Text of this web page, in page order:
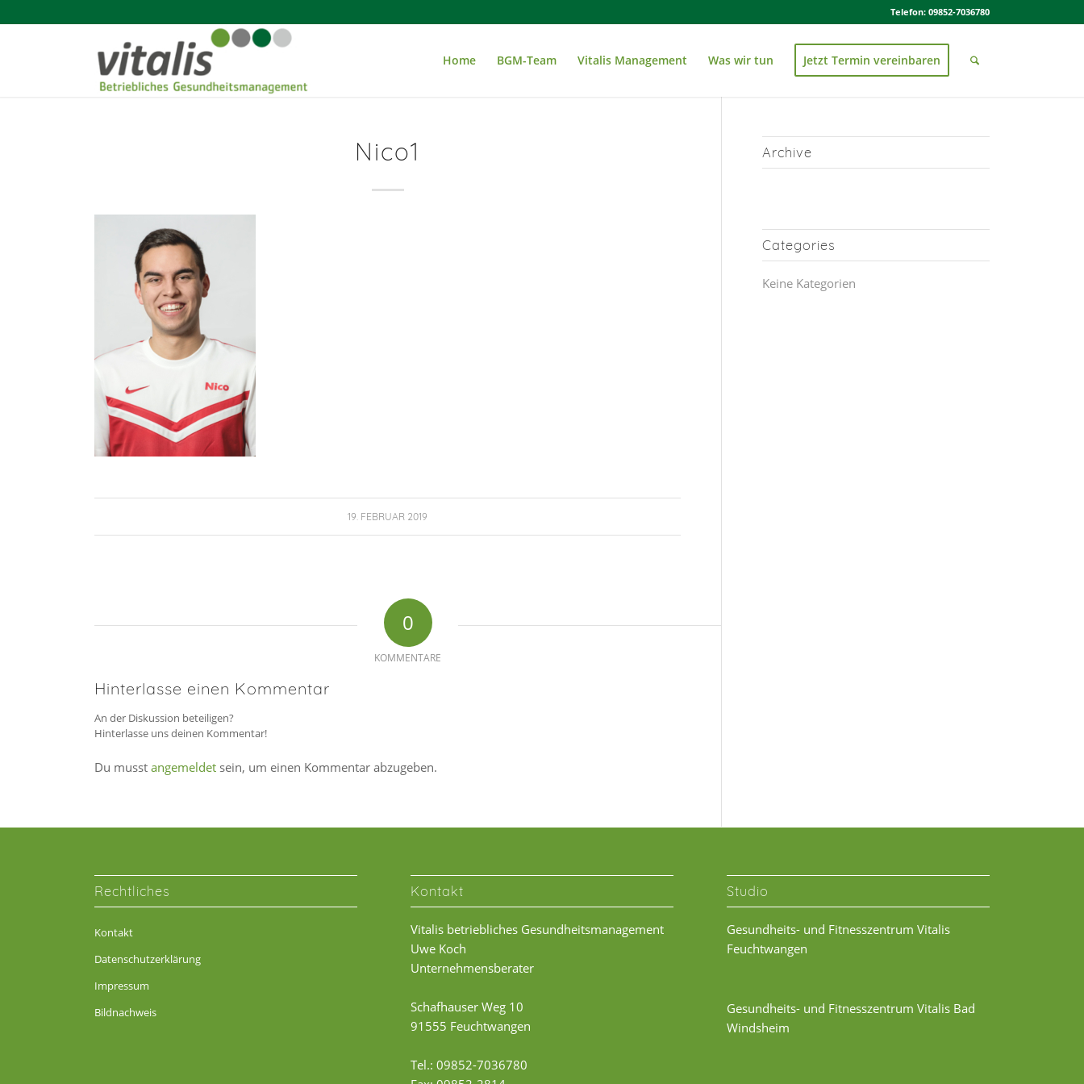
Telefon: 09852-7036780
Home BGM-Team Vitalis Management Was wir tun Jetzt Termin vereinbaren
Nico1
19. FEBRUAR 2019
0
KOMMENTARE
Hinterlasse einen Kommentar
An der Diskussion beteiligen?
Hinterlasse uns deinen Kommentar!
Du musstangemeldet sein, um einen Kommentar abzugeben.
Archive
Categories
Keine Kategorien
Rechtliches
Kontakt
Datenschutzerklärung
Impressum
Bildnachweis
Kontakt
Vitalis betriebliches Gesundheitsmanagement
Uwe Koch
Unternehmensberater
Schafhauser Weg 10
91555 Feuchtwangen
Tel.: 09852-7036780
Studio
Gesundheits- und Fitnesszentrum Vitalis
Feuchtwangen
Gesundheits- und Fitnesszentrum Vitalis Bad
Windsheim